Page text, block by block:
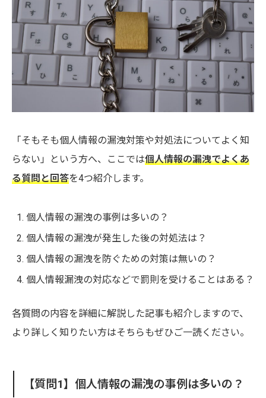
「そもそも個人情報の漏洩対策や対処法についてよく知
らない」という方へ、ここでは個人情報の漏洩でよくあ
る質問と回答を4つ紹介します。
個人情報の漏洩の事例は多いの？
個人情報の漏洩が発生した後の対処法は？
個人情報の漏洩を防ぐための対策は無いの？
個人情報漏洩の対応などで罰則を受けることはある？
各質問の内容を詳細に解説した記事も紹介しますので、
より詳しく知りたい方はそちらもぜひご一読ください。
【質問1】個人情報の漏洩の事例は多いの？